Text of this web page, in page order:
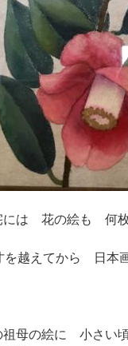
には 花の絵も 何
を越えてから 日本
祖母の絵に 小さい